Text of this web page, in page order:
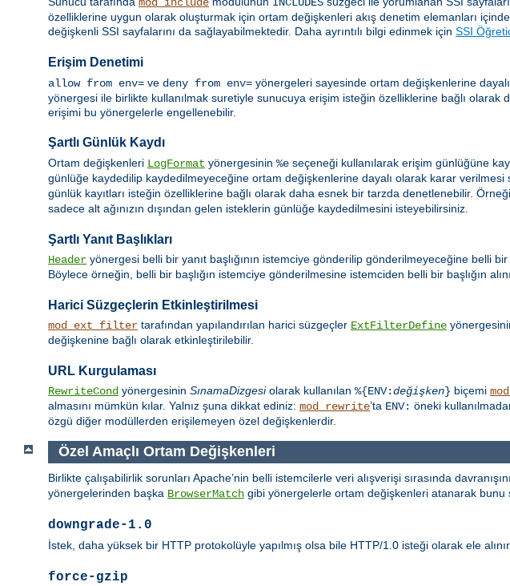
mod_include INCLUDES
özelliklerine uygun olarak oluşturmak için ortam değişkenleri akış denetim elemanları
değişkenli SSI sayfalarını da sağlayabilmektedir. Daha ayrıntılı bilgi edinmek için SSI
Erişim Denetimi
allow from env= ve deny from env= yönergeleri sayesinde ortam değişkenlerine
yönergesi ile birlikte kullanılmak suretiyle sunucuya erişim isteğin özelliklerine bağlı olarak
erişimi bu yönergelerle engellenebilir.
Şartlı Günlük Kaydı
Ortam değişkenleri LogFormat yönergesinin %e seçeneği kullanılarak erişim günlüğüne
günlüğe kaydedilip kaydedilmeyeceğine ortam değişkenlerine dayalı olarak karar verilmesi
günlük kayıtları isteğin özelliklerine bağlı olarak daha esnek bir tarzda denetlenebilir.
sadece alt ağınızın dışından gelen isteklerin günlüğe kaydedilmesini isteyebilirsiniz.
Şartlı Yanıt Başlıkları
Header yönergesi belli bir yanıt başlığının istemciye gönderilip gönderilmeyeceğine belli
Böylece örneğin, belli bir başlığın istemciye gönderilmesine istemciden belli bir başlığın
Harici Süzgeçlerin Etkinleştirilmesi
mod_ext_filter tarafından yapılandırılan harici süzgeçler ExtFilterDefine
değişkenine bağlı olarak etkinleştirilebilir.
URL Kurgulaması
RewriteCond yönergesinin SınamaDizgesiolarak kullanılan %{ENV:değişken} biçemi
almasını mümkün kılar. Yalnız şuna dikkat ediniz: mod_rewrite’ta ENV: öneki
özgü diğer modüllerden erişilemeyen özel değişkenlerdir.
Özel Amaçlı Ortam Değişkenleri
Birlikte çalışabilirlik sorunları Apache’nin belli istemcilerle veri alışverişi sırasında
yönergelerinden başka BrowserMatch gibi yönergelerle ortam değişkenleri atanarak bunu
downgrade-1.0
İstek, daha yüksek bir HTTP protokolüyle yapılmış olsa bile HTTP/1.0 isteği olarak ele alınır.
force-gzip